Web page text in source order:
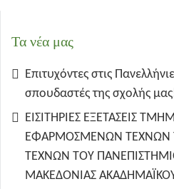
Τα νέα μας
Επιτυχόντες στις
σπουδαστές της σχολής
ΕΙΣΙΤΗΡΙΕΣ ΕΞΕΤΑΣΕΙΣ
ΕΦΑΡΜΟΣΜΕΝΩΝ ΤΕΧΝΩΝ
ΤΕΧΝΩΝ ΤΟΥ
ΜΑΚΕΔΟΝΙΑΣ